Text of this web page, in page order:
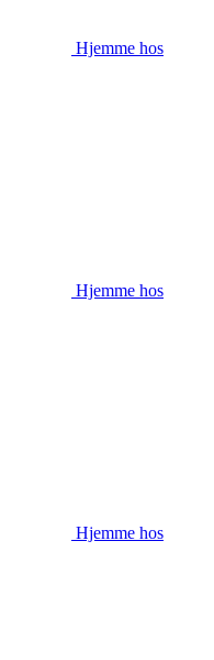
Hjemme hos
Hjemme hos
Hjemme hos